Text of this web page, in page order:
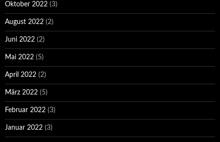
Oktober 2022 (3)
August 2022 (2)
Juni 2022 (2)
Mai 2022 (5)
April 2022 (2)
März 2022 (5)
Februar 2022 (3)
Januar 2022 (3)